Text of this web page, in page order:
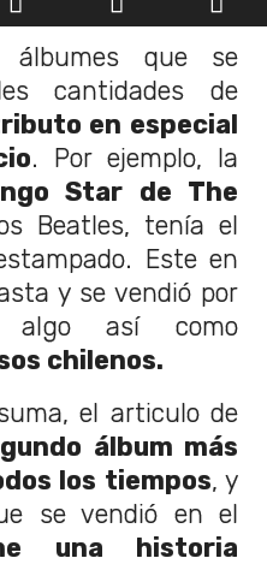
álbumes que se
cantidades de
en especial
. Por ejemplo, la
Star de The
Beatles, tenía el
Este en
y se vendió por
algo así como
chilenos.
el articulo de
álbum más
los tiempos, y
se vendió en el
una historia